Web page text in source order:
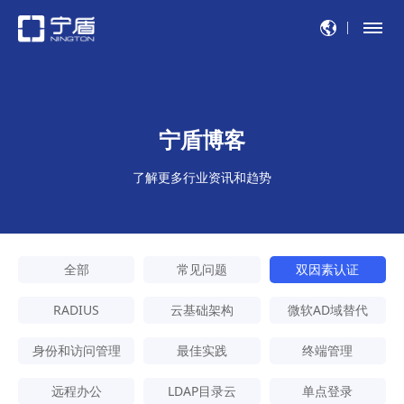
宁盾博客
了解更多行业资讯和趋势
全部 常见问题 双因素认证
RADIUS 云基础架构 微软AD域替代
身份和访问管理 最佳实践 终端管理
远程办公 LDAP目录云 单点登录